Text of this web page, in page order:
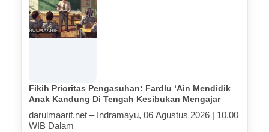
Fikih Prioritas Pengasuhan: Fardlu ‘Ain Mendidik
Anak Kandung Di Tengah Kesibukan Mengajar
darulmaarif.net – Indramayu, 06 Agustus 2026 | 10.00
WIB Dalam